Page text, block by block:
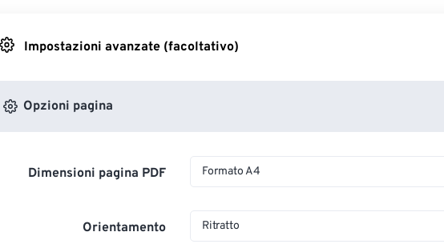
Impostazioni avanzate (facoltativo)
Opzioni pagina
Dimensioni pagina PDF Formato A4
Orientamento Ritratto